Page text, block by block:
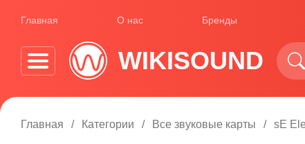
Главная О нас Бренды
WIKISOUND
Главная Категории Все звуковые карты sE